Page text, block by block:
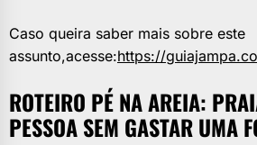
Caso queira saber mais sobre este
assunto,acesse:https://
ROTEIRO PÉ NA AREIA:
PESSOA SEM GASTAR UMA